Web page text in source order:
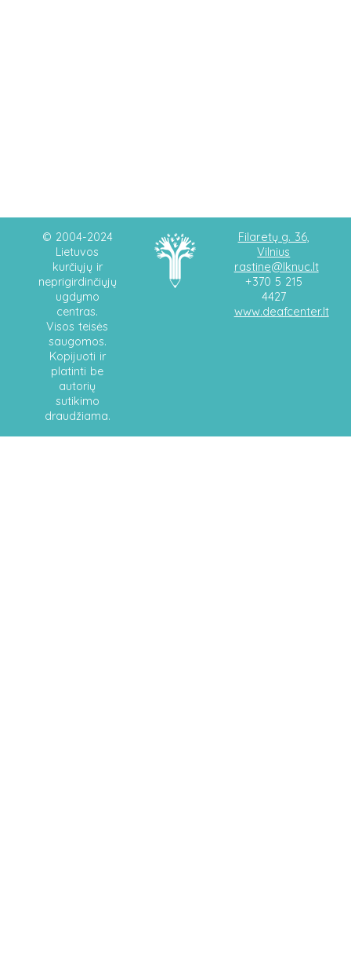
© 2004-2024
Lietuvos
kurčiųjų ir
neprigirdinčiųjų
ugdymo
centras.
Visos teisės
saugomos.
Kopijuoti ir
platinti be
autorių
sutikimo
draudžiama.
Filaretų g. 36,
Vilnius
rastine@lknuc.lt
+370 5 215
4427
www.deafcenter.lt